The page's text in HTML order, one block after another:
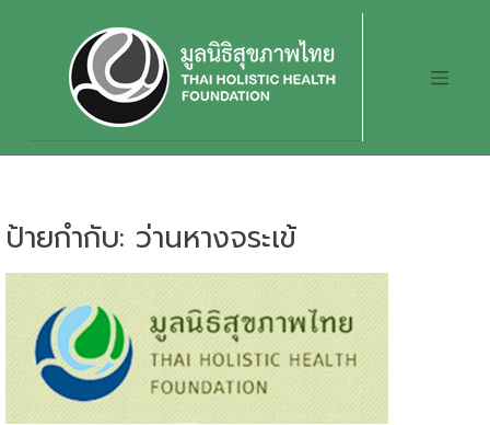
ป้ายกำกับ: ว่านหางจระเข้